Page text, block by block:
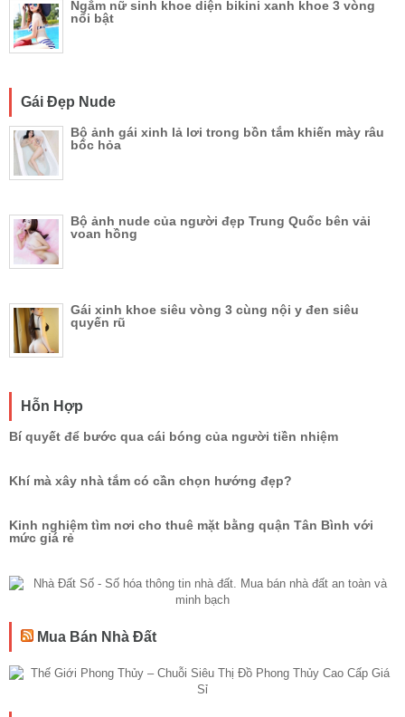
Ngắm nữ sinh khoe diện bikini xanh khoe 3 vòng
nổi bật
Gái Đẹp Nude
Bộ ảnh gái xinh lả lơi trong bồn tắm khiến mày râu
bốc hỏa
Bộ ảnh nude của người đẹp Trung Quốc bên vải
voan hồng
Gái xinh khoe siêu vòng 3 cùng nội y đen siêu
quyến rũ
Hỗn Hợp
Bí quyết để bước qua cái bóng của người tiền nhiệm
Khí mà xây nhà tắm có cần chọn hướng đẹp?
Kinh nghiệm tìm nơi cho thuê mặt bằng quận Tân Bình với
mức giá rẻ
Mua Bán Nhà Đất